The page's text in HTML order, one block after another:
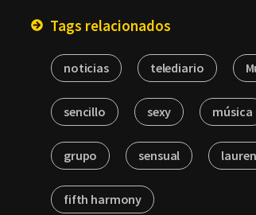
Tags relacionados
noticias telediario
sencillo sexy música
grupo sensual
fifth harmony